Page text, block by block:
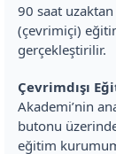
90 saat
(çevrimiçi)
gerçekleştirilir.
Çevrimdışı
Akademi’nin
butonu
eğitim